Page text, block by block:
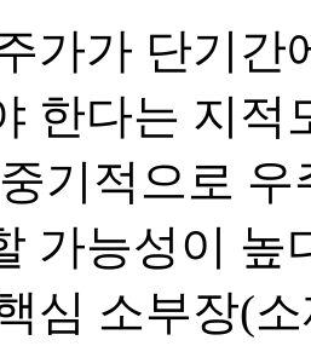
가가 단기간
한다는 지적
기적으로
가능성이 높
심 소부장(